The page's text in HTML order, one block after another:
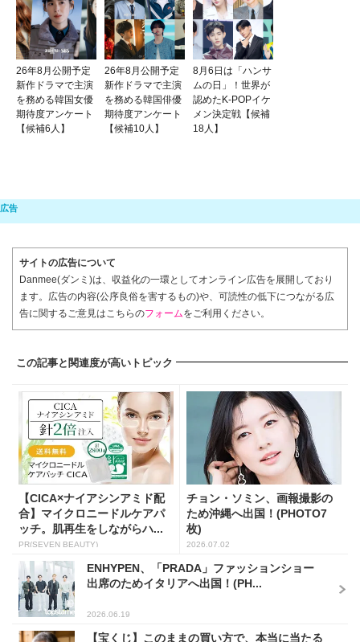
26年8月公開予定
新作ドラマで主演
を務める韓国女優
期待度アンケート
【候補6人】
26年8月公開予定
新作ドラマで主演
を務める韓国俳優
期待度アンケート
【候補10人】
8月6日は「ハンサ
ムの日」！世界が
認めたK-POPイケ
メン決定戦【候補
18人】
サイトの広告について
Danmee(ダンミ)は、収益化の一環としてオンライン広告を展開しており
ます。広告の内容(公序良俗を害するもの)や、可読性の低下につながる広
告に関するご意見はこちらのフォームをご利用ください。
この記事と関連度が高いトピック
【CICA×ナイアシンアミド配
合】マイクロニードルケアパ
ッチ。肌再生をしながらハ...
PR(SEVEN BEAUTY)
チョン・ソミン、画報撮影の
ため沖縄へ出国！(PHOTO7
枚)
2026.07.02
ENHYPEN、「PRADA」ファッションショー
出席のためイタリアへ出国！(PH...
2026.06.19
【宝くじ】このままの買い方で、本当に当たる